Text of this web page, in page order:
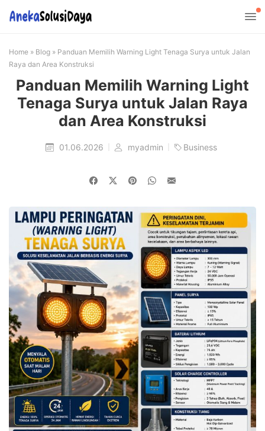
Home » Blog » Panduan Memilih Warning Light Tenaga Surya untuk Jalan
Raya dan Area Konstruksi
Panduan Memilih Warning Light
Tenaga Surya untuk Jalan Raya
dan Area Konstruksi
01.06.2026 myadmin Business